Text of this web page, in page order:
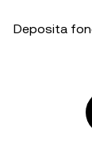
Deposita